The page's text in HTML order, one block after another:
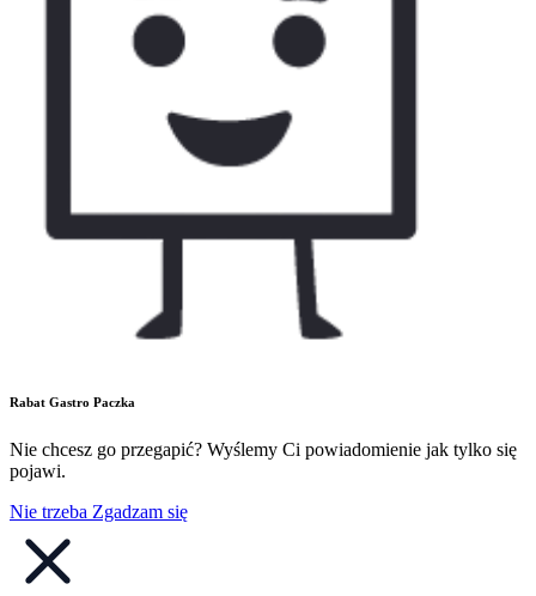
Rabat Gastro Paczka
Nie chcesz go przegapić? Wyślemy Ci powiadomienie jak tylko się
pojawi.
Nie trzeba Zgadzam się